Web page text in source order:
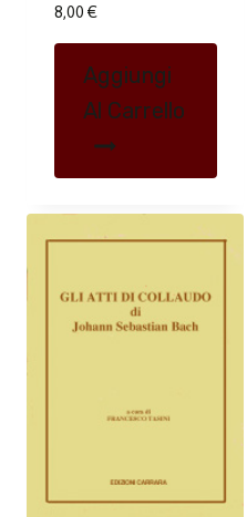
8,00 €
Aggiungi
Al Carrello